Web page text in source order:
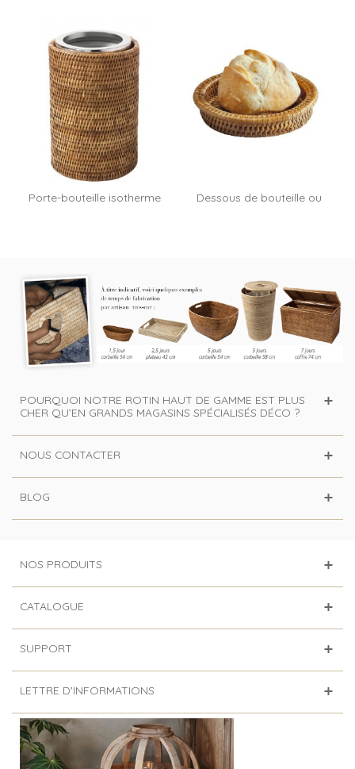
Porte-bouteille isotherme
Dessous de bouteille ou
POURQUOI NOTRE ROTIN HAUT DE GAMME EST PLUS
CHER QU’EN GRANDS MAGASINS SPÉCIALISÉS DÉCO ?
NOUS CONTACTER
BLOG
NOS PRODUITS
CATALOGUE
SUPPORT
LETTRE D'INFORMATIONS